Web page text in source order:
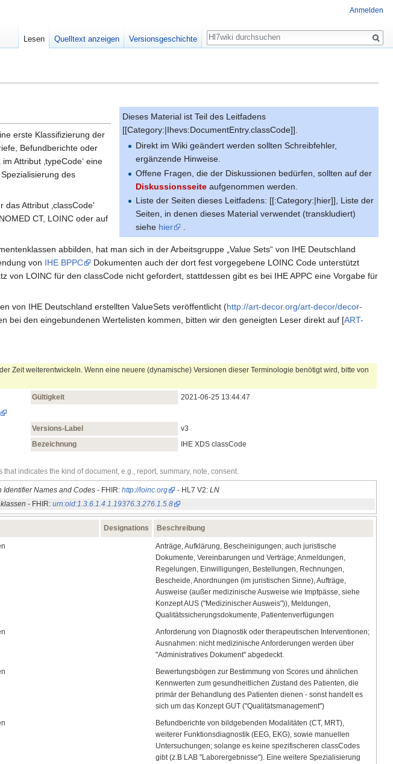
Dieses Material ist Teil des Leitfadens
[[Category:|Ihevs:DocumentEntry.classCode]].
Direkt im Wiki geändert werden sollten Schreibfehler,
ergänzende Hinweise.
Offene Fragen, die der Diskussionen bedürfen, sollten auf der
Diskussionsseite aufgenommen werden.
Liste der Seiten dieses Leitfadens: [[:Category:|hier]], Liste der
Seiten, in denen dieses Material verwendet (transkludiert)
siehe hier
erste Klassifizierung der
Befundberichte oder
Attribut ‚typeCode‘ eine
des
Attribut ‚classCode'
CT, LOINC oder auf
abbilden, hat man sich in der Arbeitsgruppe „Value Sets“ von IHE Deutschland
von IHE BPPC
Dokumenten auch der dort fest vorgegebene LOINC Code unterstützt
von LOINC für den classCode nicht gefordert, stattdessen gibt es bei IHE APPC eine Vorgabe für
von IHE Deutschland erstellten ValueSets veröffentlicht (http://art-decor.org/art-decor/decor-
bei den eingebundenen Wertelisten kommen, bitten wir den geneigten Leser direkt auf [ART-
Zeit weiterentwickeln. Wenn eine neuere (dynamische) Versionen dieser Terminologie benötigt wird, bitte von
Gültigkeit
2021‑06‑25 13:44:47
Versions-Label
v3
Bezeichnung
IHE XDS classCode
indicates the kind of document, e.g., report, summary, note, consent.
Identifier Names and Codes - FHIR: http://loinc.org - HL7 V2: LN
- FHIR: urn:oid:1.3.6.1.4.1.19376.3.276.1.5.8
Designations Beschreibung
Anträge, Aufklärung, Bescheinigungen; auch juristische
Dokumente, Vereinbarungen und Verträge; Anmeldungen,
Regelungen, Einwilligungen, Bestellungen, Rechnungen,
Bescheide, Anordnungen (im juristischen Sinne), Aufträge,
Ausweise (außer medizinische Ausweise wie Impfpässe, siehe
Konzept AUS ("Medizinischer Ausweis")), Meldungen,
Qualitätssicherungsdokumente, Patientenverfügungen
Anforderung von Diagnostik oder therapeutischen Interventionen;
Ausnahmen: nicht medizinische Anforderungen werden über
"Administratives Dokument" abgedeckt.
Bewertungsbögen zur Bestimmung von Scores und ähnlichen
Kennwerten zum gesundheitlichen Zustand des Patienten, die
primär der Behandlung des Patienten dienen - sonst handelt es
sich um das Konzept GUT ("Qualitätsmanagement")
Befundberichte von bildgebenden Modalitäten (CT, MRT),
weiterer Funktionsdiagnostik (EEG, EKG), sowie manuellen
Untersuchungen; solange es keine spezifischeren classCodes
gibt (z.B LAB "Laborergebnisse"). Eine weitere Spezialisierung
Anmelden
Lesen Quelltext anzeigen Versionsgeschichte
Suche